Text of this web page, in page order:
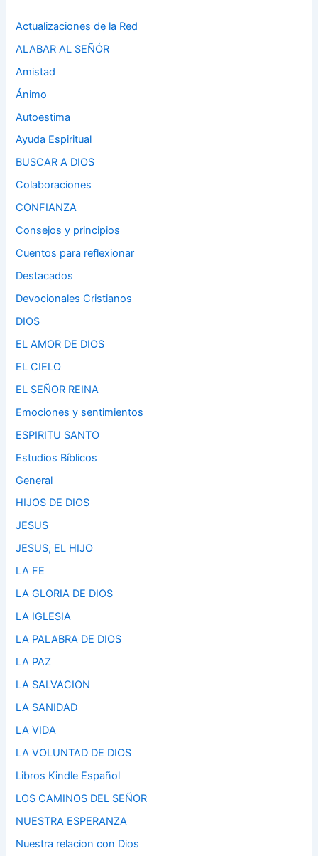
Actualizaciones de la Red
ALABAR AL SEÑÓR
Amistad
Ánimo
Autoestima
Ayuda Espiritual
BUSCAR A DIOS
Colaboraciones
CONFIANZA
Consejos y principios
Cuentos para reflexionar
Destacados
Devocionales Cristianos
DIOS
EL AMOR DE DIOS
EL CIELO
EL SEÑOR REINA
Emociones y sentimientos
ESPIRITU SANTO
Estudios Bíblicos
General
HIJOS DE DIOS
JESUS
JESUS, EL HIJO
LA FE
LA GLORIA DE DIOS
LA IGLESIA
LA PALABRA DE DIOS
LA PAZ
LA SALVACION
LA SANIDAD
LA VIDA
LA VOLUNTAD DE DIOS
Libros Kindle Español
LOS CAMINOS DEL SEÑOR
NUESTRA ESPERANZA
Nuestra relacion con Dios